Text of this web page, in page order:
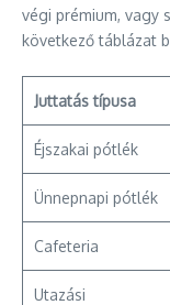
végi prémium, vagy
következő táblázat
Juttatás típusa
Éjszakai pótlék
Ünnepnapi pótlék
Cafeteria
Utazási